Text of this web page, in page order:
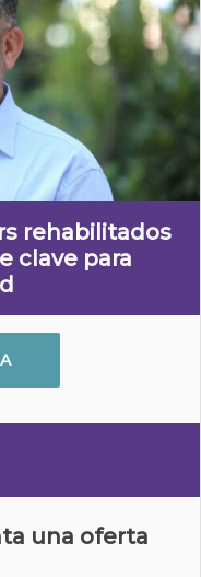
rehabilitados
clave para
una oferta